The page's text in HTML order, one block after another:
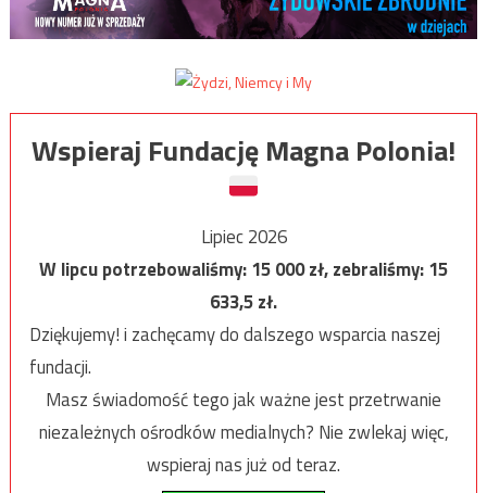
Wspieraj Fundację Magna Polonia!
Lipiec 2026
W lipcu potrzebowaliśmy:15 000zł, zebraliśmy:15
633,5zł.
Dziękujemy! i zachęcamy do dalszego wsparcia naszej
fundacji.
Masz świadomość tego jak ważne jest przetrwanie
niezależnych ośrodków medialnych? Nie zwlekaj więc,
wspieraj nas już od teraz.